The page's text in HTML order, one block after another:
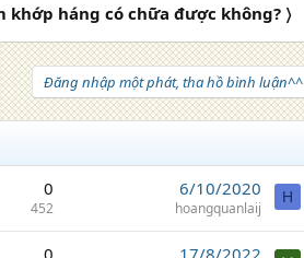
khớp háng có chữa được không? 〉
Đăng nhập một phát, tha hồ bình luận^^
0
452
6/10/2020
hoangquanlaij
H
0 17/8/2022